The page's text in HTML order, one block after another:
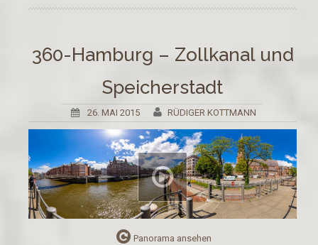
360-Hamburg – Zollkanal und
Speicherstadt
26. MAI 2015 RÜDIGER KOTTMANN
Panorama ansehen